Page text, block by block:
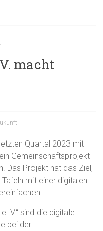
macht
Quartal 2023 mit
Gemeinschaftsprojekt
Das Projekt hat das Ziel,
mit einer digitalen
V.“ sind die digitale
bei der